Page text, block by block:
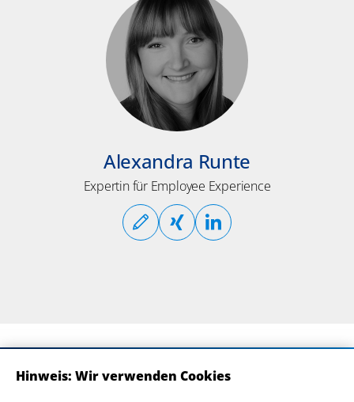
Alexandra Runte
Expertin für Employee Experience
Hinweis: Wir verwenden Cookies